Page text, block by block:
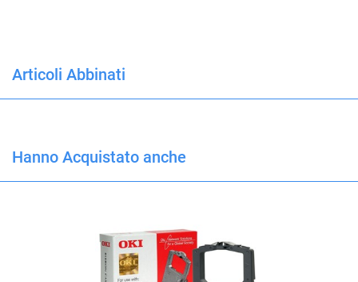
Articoli Abbinati
Hanno Acquistato anche